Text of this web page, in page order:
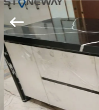
घर
उत्पादों
AIBO
New
Material
Technology
CO.,Ltd.
All
Rights
Reserved.